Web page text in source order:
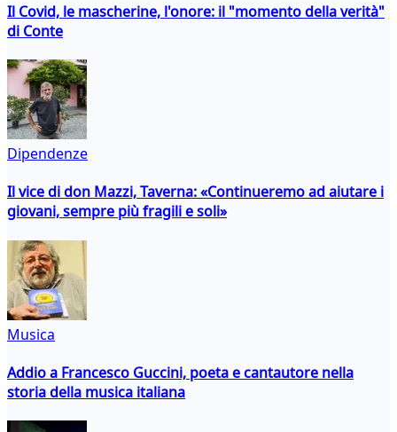
Il Covid, le mascherine, l'onore: il "momento della verità"
di Conte
Dipendenze
Il vice di don Mazzi, Taverna: «Continueremo ad aiutare i
giovani, sempre più fragili e soli»
Musica
Addio a Francesco Guccini, poeta e cantautore nella
storia della musica italiana